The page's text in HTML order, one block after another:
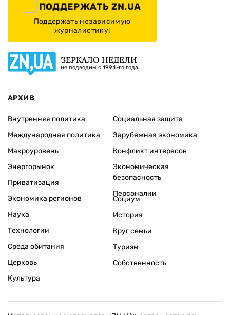
ПОДДЕРЖАТЬ ZN.UA
Поддержать независимую
журналистику!
ЗЕРКАЛО НЕДЕЛИ
не подводим с 1994-го года
АРХИВ
Внутренняя политика
Международная политика
Макроуровень
Энергорынок
Приватизация
Экономика регионов
Социальная защита
Зарубежная экономика
Конфликт интересов
Экономическая
безопасность
Персоналии
Наука
Технологии
Среда обитания
Церковь
Культура
Социум
История
Круг семьи
Туризм
Собственность